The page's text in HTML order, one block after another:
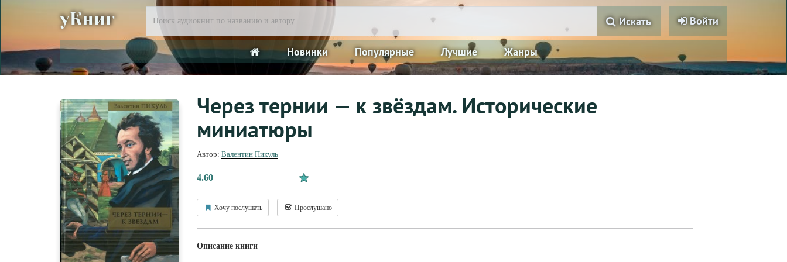
уКниг Войти
Искать
Новинки Популярные Лучшие Жанры
Через тернии — к звёздам. Исторические
миниатюры
Автор: Валентин Пикуль
4.60
Хочу послушать Прослушано
Описание книги